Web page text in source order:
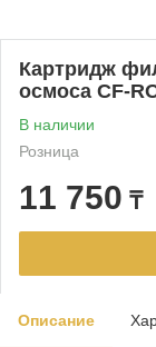
Картридж
осмоса CF-
В наличии
Розница
11 750 ₸
Описание